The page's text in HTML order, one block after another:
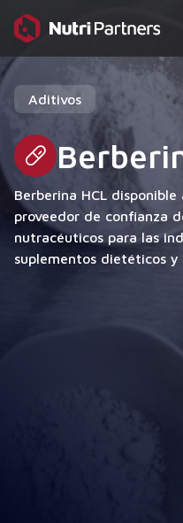
Aditivos
Berberina HCL
proveedor de confianza
nutracéuticos para las
suplementos dietéticos